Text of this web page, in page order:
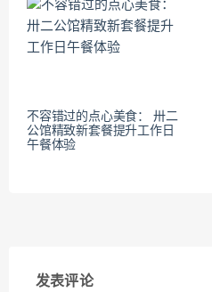
不容错过的点心美食： 卅二
公馆精致新套餐提升工作日
午餐体验
发表评论